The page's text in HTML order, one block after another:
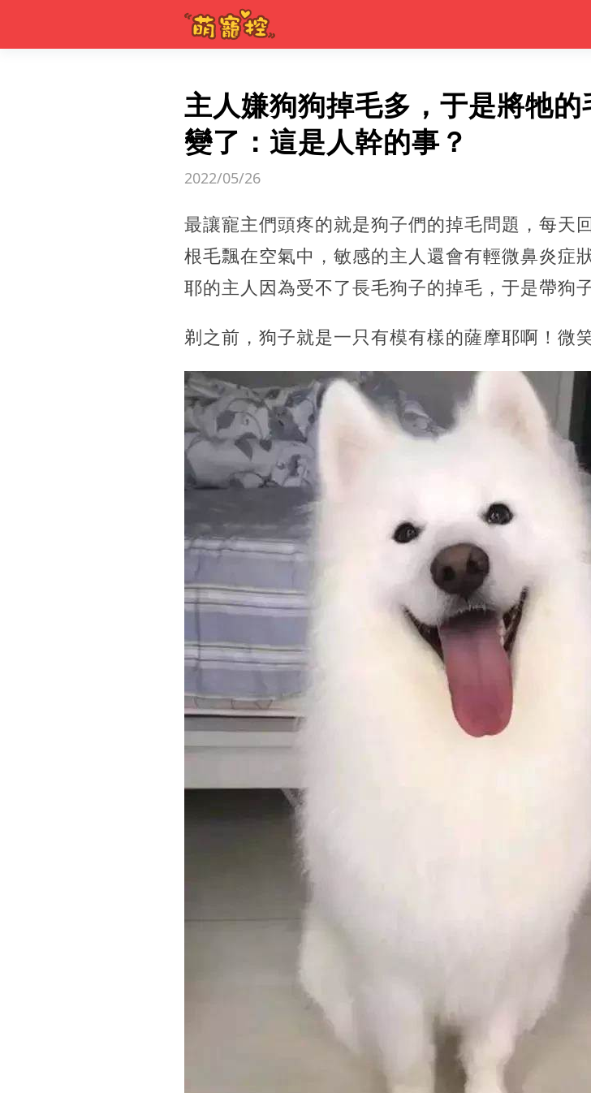
主人嫌狗狗掉毛多，于是將牠
變了：這是人幹的事？
2022/05/26
最讓寵主們頭疼的就是狗子們的掉毛問題，每天
根毛飄在空氣中，敏感的主人還會有輕微鼻炎症
耶的主人因為受不了長毛狗子的掉毛，于是帶狗
剃之前，狗子就是一只有模有樣的薩摩耶啊！微